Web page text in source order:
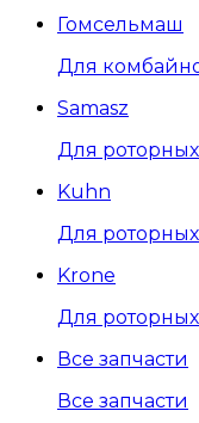
Гомсельмаш
Для
Samasz
Для
Kuhn
Для
Krone
Для
Все запчасти
Все запчасти